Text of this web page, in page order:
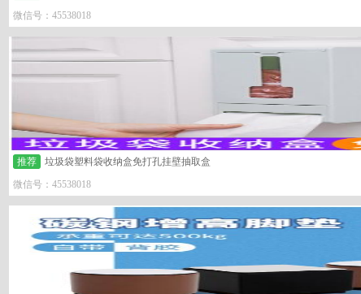
微信号：45538018
推荐
垃圾袋塑料袋收纳盒免打孔挂壁抽取盒
微信号：45538018